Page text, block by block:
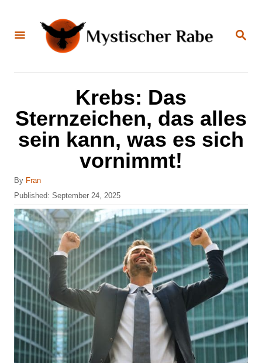
S
E
Krebs: Das
Sternzeichen, das alles
sein kann, was es sich
vornimmt!
By A
u
t
h
o
Fran
P
o
s
t
e
o
n
Published: September 24, 2025